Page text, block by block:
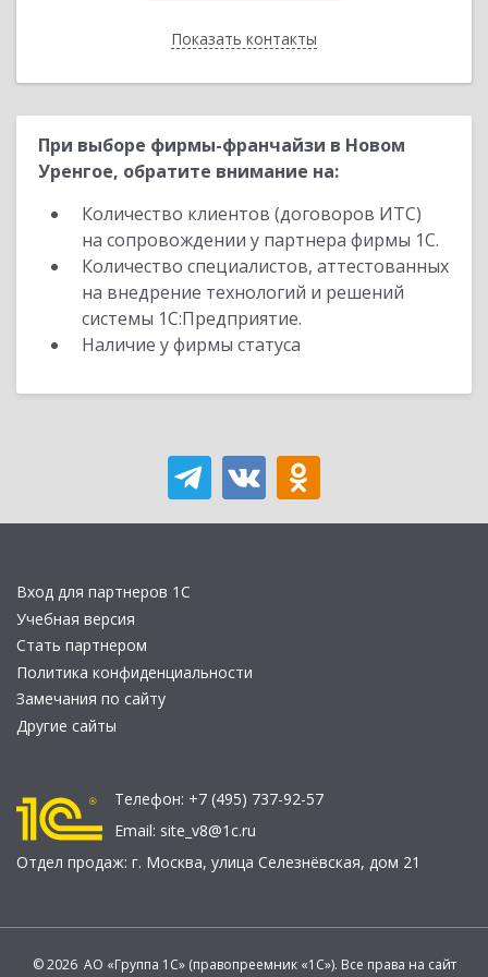
Показать контакты
Назад
При выборе фирмы-франчайзи в Новом
Уренгое, обратите внимание на:
Количество клиентов (договоров ИТС)
на сопровождении у партнера фирмы 1С.
Количество специалистов, аттестованных
на внедрение технологий и решений
системы 1С:Предприятие.
Наличие у фирмы статуса
Вход для партнеров 1С
Учебная версия
Стать партнером
Политика конфиденциальности
Замечания по сайту
Другие сайты
Телефон: +7 (495) 737-92-57
Email: site_v8@1c.ru
Отдел продаж: г. Москва, улица Селезнёвская, дом 21
© 2026 АО «Группа 1С» (правопреемник «1С»). Все права на сайт